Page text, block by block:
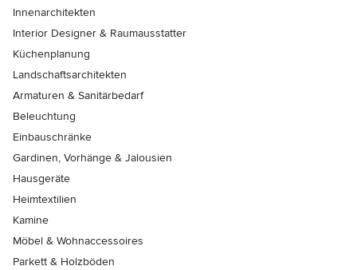
Innenarchitekten
Interior Designer & Raumausstatter
Küchenplanung
Landschaftsarchitekten
Armaturen & Sanitärbedarf
Beleuchtung
Einbauschränke
Gardinen, Vorhänge & Jalousien
Hausgeräte
Heimtextilien
Kamine
Möbel & Wohnaccessoires
Parkett & Holzböden